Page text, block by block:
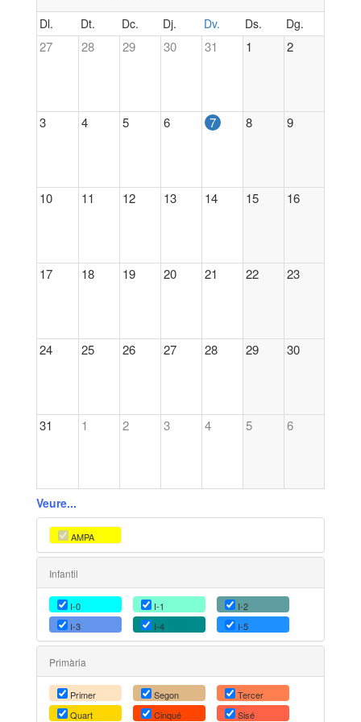
Dl. Dt. Dc. Dj. Dv. Ds. Dg.
27 28 29 30 31 1 2
3 4 5 6 7 8 9
10 11 12 13 14 15 16
17 18 19 20 21 22 23
24 25 26 27 28 29 30
31 1 2 3 4 5 6
Veure...
AMPA
Infantil
I-0 I-1
I-2
I-3
I-4 I-5
Primària
Primer Segon
Tercer
Quart
Cinqué Sisé